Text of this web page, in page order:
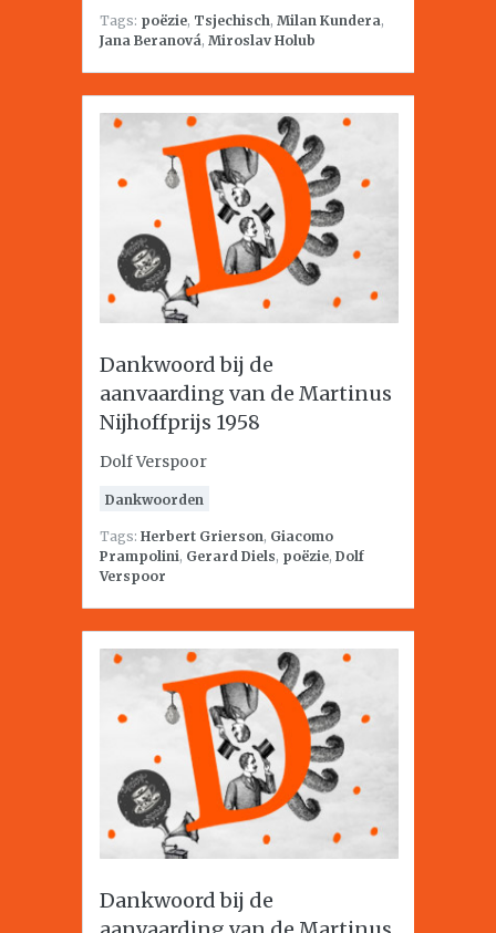
Tags: poëzie, Tsjechisch, Milan Kundera,
Jana Beranová, Miroslav Holub
Dankwoord bij de
aanvaarding van de Martinus
Nijhoffprijs 1958
Dolf Verspoor
Dankwoorden
Tags: Herbert Grierson, Giacomo
Prampolini, Gerard Diels, poëzie, Dolf
Verspoor
Dankwoord bij de